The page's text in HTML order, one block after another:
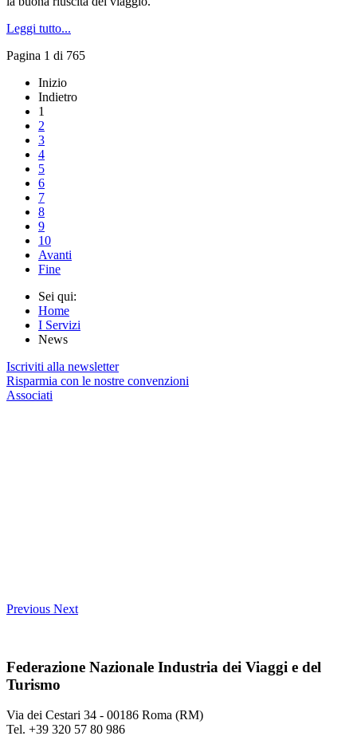
Leggi tutto...
Pagina 1 di 765
Inizio
Indietro
1
2
3
4
5
6
7
8
9
10
Avanti
Fine
Sei qui:
Home
I Servizi
News
Iscriviti alla newsletter
Risparmia con le nostre convenzioni
Associati
Previous Next
Federazione Nazionale Industria dei Viaggi e del
Turismo
Via dei Cestari 34 - 00186 Roma (RM)
Tel. +39 320 57 80 986